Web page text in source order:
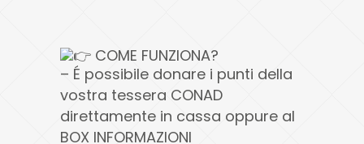
COME FUNZIONA?
– É possibile donare i punti della
vostra tessera CONAD
direttamente in cassa oppure al
BOX INFORMAZIONI